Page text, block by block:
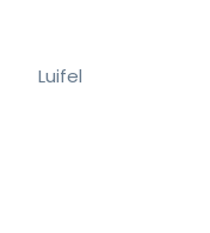
Luifel